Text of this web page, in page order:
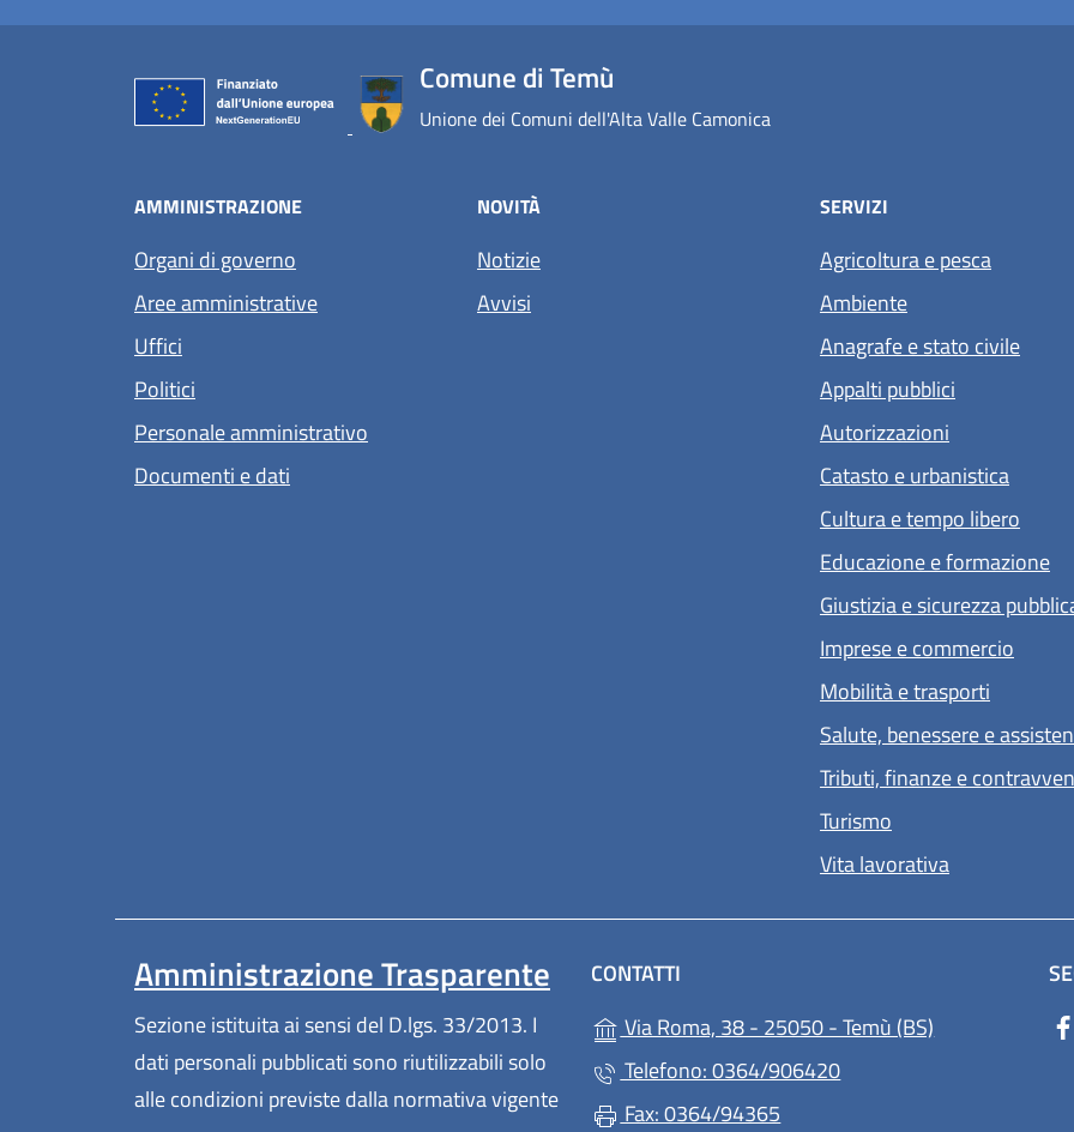
Comune di Temù
Unione dei Comuni dell'Alta Valle Camonica
AMMINISTRAZIONE
Organi di governo
Aree amministrative
Uffici
Politici
Personale amministrativo
Documenti e dati
NOVITÀ
Notizie
Avvisi
SERVIZI
Agricoltura e pesca
Ambiente
Anagrafe e stato civile
Appalti pubblici
Autorizzazioni
Catasto e urbanistica
Cultura e tempo libero
Educazione e formazione
Giustizia e sicurezza
Imprese e commercio
Mobilità e trasporti
Salute, benessere e
Tributi, finanze e
Turismo
Vita lavorativa
Amministrazione Trasparente
Sezione istituita ai sensi del D.lgs. 33/2013. I
dati personali pubblicati sono riutilizzabili solo
alle condizioni previste dalla normativa vigente
CONTATTI
Via Roma, 38 - 25050 - Temù (BS) (apre in
Telefono: 0364/906420
Fax: 0364/94365